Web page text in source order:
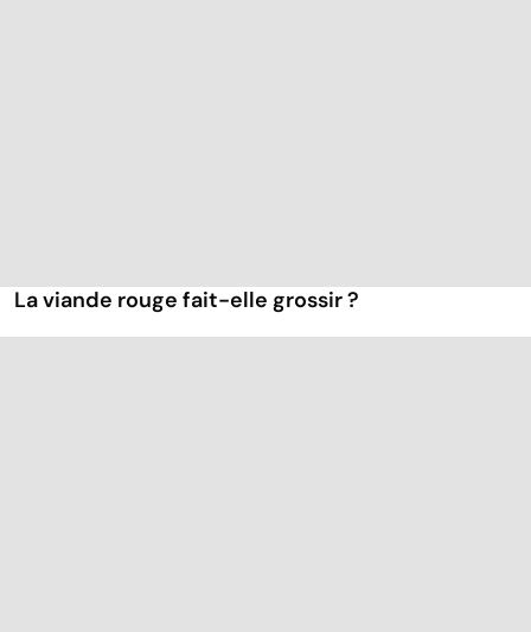
La viande rouge fait-elle grossir ?